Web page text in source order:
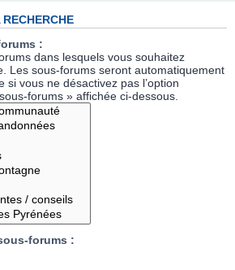
RECHERCHE
:
dans lesquels vous souhaitez
Les sous-forums seront automatiquement
si vous ne désactivez pas l’option
forums » affichée ci-dessous.
forums :